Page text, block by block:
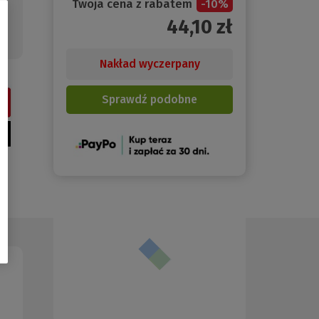
Twoja cena z rabatem -10%
44,10 zł
Nakład wyczerpany
Sprawdź podobne
(Nowe